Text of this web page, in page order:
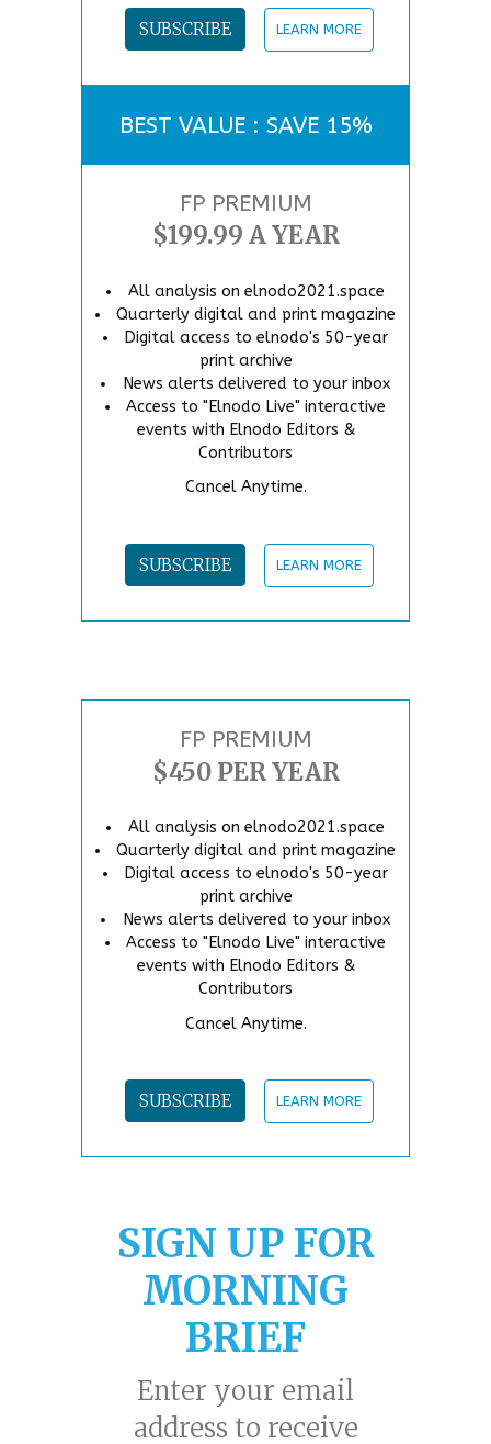
SUBSCRIBE LEARN MORE
BEST VALUE : SAVE 15%
FP PREMIUM
$199.99 A YEAR
All analysis on elnodo2021.space
Quarterly digital and print magazine
Digital access to elnodo's 50-year
print archive
News alerts delivered to your inbox
Access to "Elnodo Live" interactive
events with Elnodo Editors &
Contributors
Cancel Anytime.
SUBSCRIBE LEARN MORE
FP PREMIUM
$450 PER YEAR
All analysis on elnodo2021.space
Quarterly digital and print magazine
Digital access to elnodo's 50-year
print archive
News alerts delivered to your inbox
Access to "Elnodo Live" interactive
events with Elnodo Editors &
Contributors
Cancel Anytime.
SUBSCRIBE LEARN MORE
SIGN UP FOR
MORNING
BRIEF
Enter your email
address to receive